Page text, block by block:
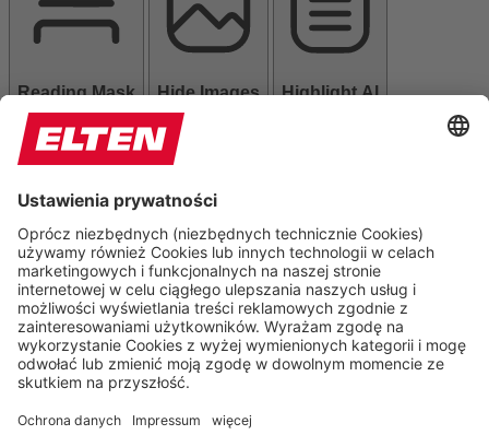
Reading Mask Hide Images Highlight Al
Read Page Mute Sounds Stop Animations
Reset Settings